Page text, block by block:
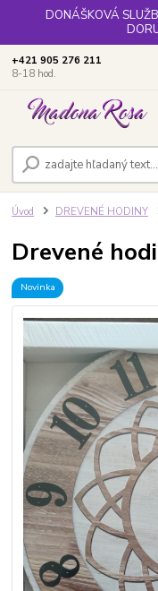
DONÁŠKOVÁ
+421 905 276 211
8-18 hod.
Úvod DREVENÉ HODINY
Drevené
Novinka